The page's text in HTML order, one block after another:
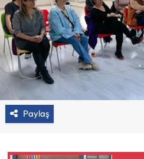
Paylaş